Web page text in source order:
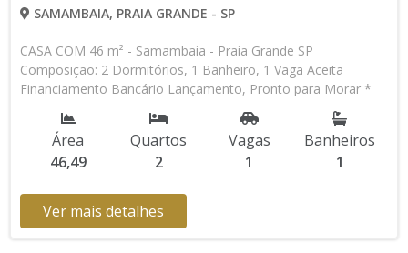
SAMAMBAIA, PRAIA GRANDE - SP
CASA COM 46 m² - Samambaia - Praia Grande SP
Composição: 2 Dormitórios, 1 Banheiro, 1 Vaga Aceita
Financiamento Bancário Lançamento, Pronto para Morar *
Os valores e disponibilidade podem ser alterados sem prévio
aviso. Favor verificar entrando em contato com nossa equipe
Área
46,49
Quartos
2
Vagas
1
Banheiros
1
Ver mais detalhes